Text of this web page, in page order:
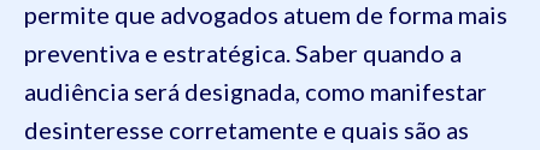
permite que advogados atuem de forma mais
preventiva e estratégica. Saber quando a
audiência será designada, como manifestar
desinteresse corretamente e quais são as